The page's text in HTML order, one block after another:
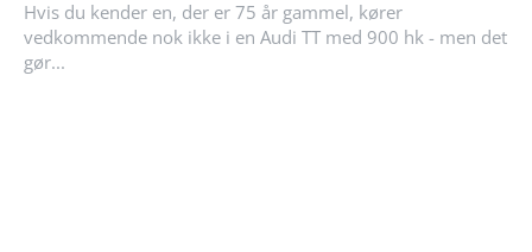
Hvis du kender en, der er 75 år gammel, kører
vedkommende nok ikke i en Audi TT med 900 hk - men det
gør...